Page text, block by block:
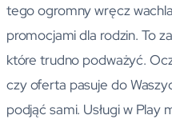
tego ogromny wręcz
promocjami dla rodzin. To
które trudno podważyć.
czy oferta pasuje do
podjąć sami. Usługi w Play